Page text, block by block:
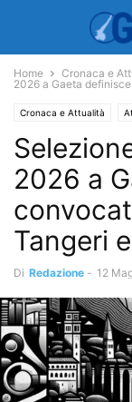
Home Cronaca e
2026 a Gaeta
Cronaca e Attualità
2026 a
Tangeri
Di Redazione - 12